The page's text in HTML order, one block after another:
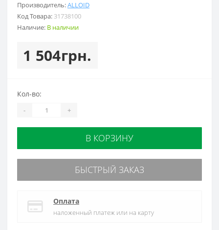
Производитель:ALLOID
Код Товара: 31738100
Наличие: В наличии
1 504грн.
Кол-во:
- +
В КОРЗИНУ
БЫСТРЫЙ ЗАКАЗ
Оплата
наложенный платеж или на карту